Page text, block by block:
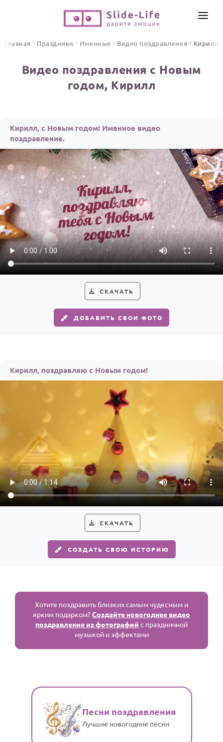
Открытки
Стихи и тексты
ПРАЗДНИКИ
С Днем рождения
Юбилей
Свадьба
Выпускной
HOT
Календарь праздников
Мужчине
Все родственники
ПЕРСОНАЛЬНЫЕ
Пожелания
По именам
По годам
ИНСТРУМЕНТЫ
ОТЗЫВЫ
Главная Праздники Именные Видео поздравления Кирилл
Видео поздравления с Новым
годом, Кирилл
Кирилл, с Новым годом! Именное видео
поздравление.
СКАЧАТЬ
ДОБАВИТЬ СВОИ ФОТО
Кирилл, поздравляю с Новым годом!
СКАЧАТЬ
СОЗДАТЬ СВОЮ ИСТОРИЮ
Хотите поздравить близких самым чудесным и
ярким подарком?Создайте новогоднее видео
поздравление из фотографий с праздничной
музыкой и эффектами
Песни поздравления
Лучшие новогодние песни